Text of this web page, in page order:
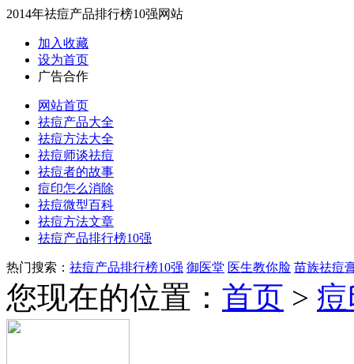
2014年祛痘产品排行榜10强网站
加入收藏
设为首页
广告合作
网站首页
祛痘产品大全
祛痘方法大全
祛痘师谈祛痘
祛痘者的故事
痘印怎么消除
祛痘微型百科
祛痘方法文章
祛痘产品排行榜10强
热门搜索： 祛痘产品排行榜10强 御医堂 医生教你脸 苗族祛痘
您现在的位置： 首页 >